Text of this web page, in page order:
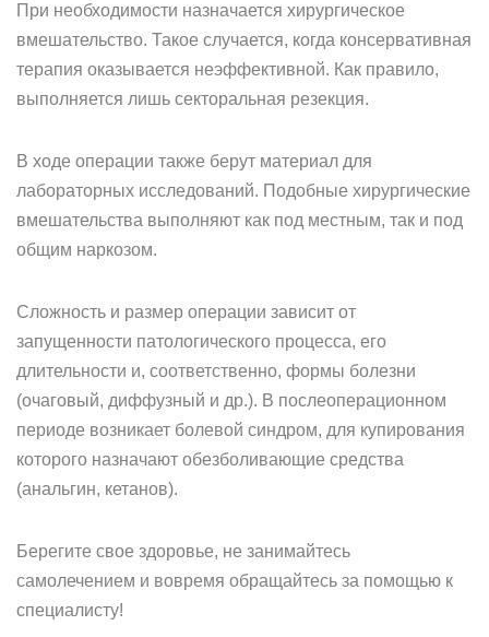
При необходимости назначается хирургическое
вмешательство. Такое случается, когда консервативная
терапия оказывается неэффективной. Как правило,
выполняется лишь секторальная резекция.
В ходе операции также берут материал для
лабораторных исследований. Подобные хирургические
вмешательства выполняют как под местным, так и под
общим наркозом.
Сложность и размер операции зависит от
запущенности патологического процесса, его
длительности и, соответственно, формы болезни
(очаговый, диффузный и др.). В послеоперационном
периоде возникает болевой синдром, для купирования
которого назначают обезболивающие средства
(анальгин, кетанов).
Берегите свое здоровье, не занимайтесь
самолечением и вовремя обращайтесь за помощью к
специалисту!